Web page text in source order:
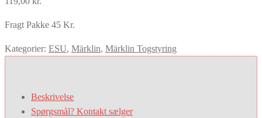
Fragt Pakke 45 Kr.
Kategorier: ESU, Märklin, Märklin Togstyring
Beskrivelse
Spørgsmål? Kontakt sælger